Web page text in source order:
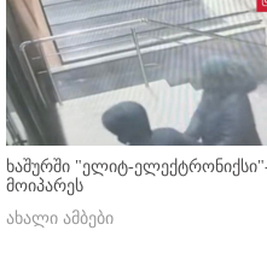
ხაშურში "ელიტ-
მოიპარეს
ახალი ამბები